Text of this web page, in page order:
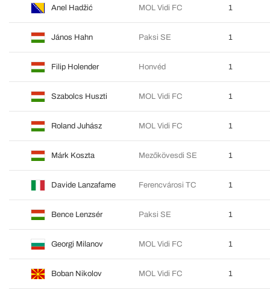
Anel Hadžić MOL Vidi FC 1
János Hahn Paksi SE 1
Filip Holender Honvéd 1
Szabolcs Huszti MOL Vidi FC 1
Roland Juhász MOL Vidi FC 1
Márk Koszta Mezőkövesdi SE 1
Davide Lanzafame Ferencvárosi TC 1
Bence Lenzsér Paksi SE 1
Georgi Milanov MOL Vidi FC 1
Boban Nikolov MOL Vidi FC 1